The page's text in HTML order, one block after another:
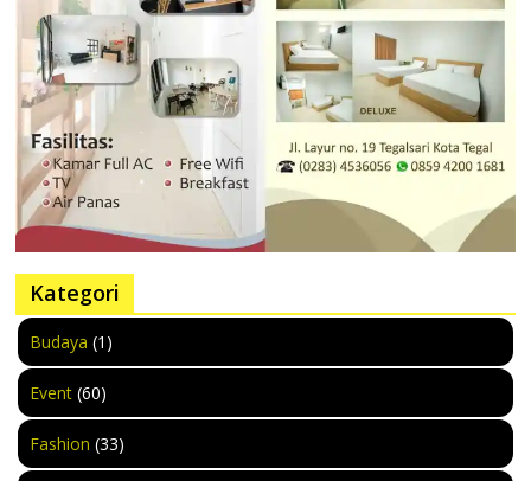
Kategori
Budaya (1)
Event (60)
Fashion (33)